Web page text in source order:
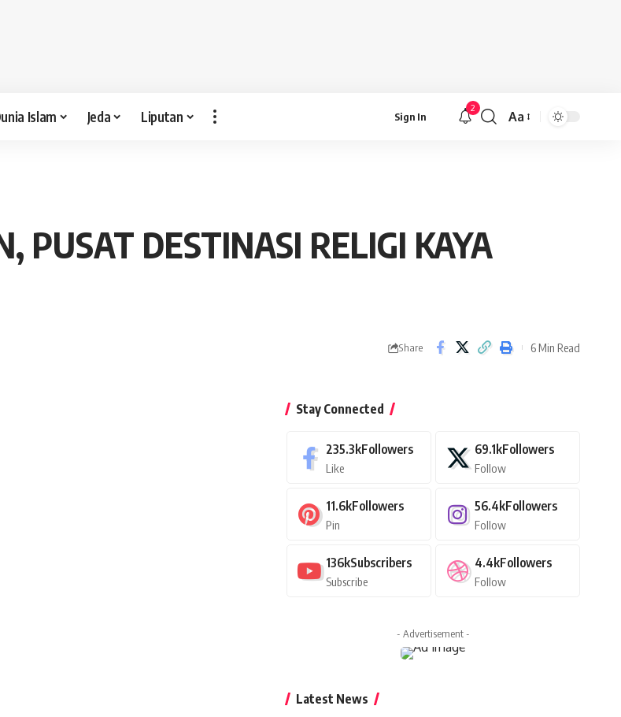
Islam Jeda Liputan Sign In
2
Font
Aa
PUSAT DESTINASI RELIGI KAYA
Share 6 Min Read
Stay Connected
235.3kFollowers
Like
69.1kFollowers
Follow
11.6kFollowers
Pin
56.4kFollowers
Follow
136kSubscribers
Subscribe
4.4kFollowers
Follow
- Advertisement -
Latest News